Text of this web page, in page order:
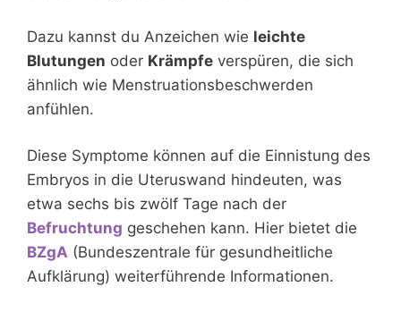
Dazu kannst du Anzeichen wie leichte
Blutungen oder Krämpfe verspüren, die sich
ähnlich wie Menstruationsbeschwerden
anfühlen.
Diese Symptome können auf die Einnistung des
Embryos in die Uteruswand hindeuten, was
etwa sechs bis zwölf Tage nach der
Befruchtung geschehen kann. Hier bietet die
BZgA (Bundeszentrale für gesundheitliche
Aufklärung) weiterführende Informationen.